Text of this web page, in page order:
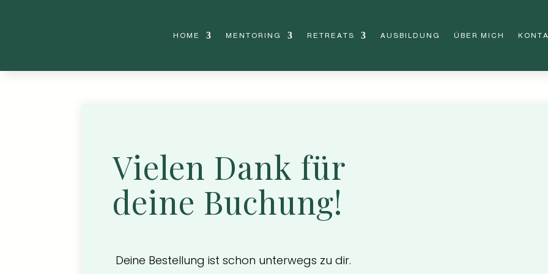
HOME MENTORING RETREATS AUSBILDUNG ÜBER MICH
Vielen Dank für
deine Buchung!
Deine Bestellung ist schon unterwegs zu dir.